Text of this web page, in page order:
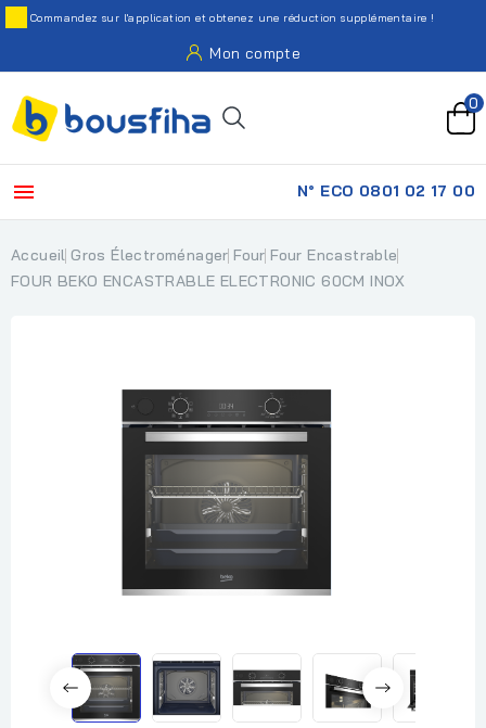
Commandez sur l'application et obtenez une réduction supplémentaire !
Mon compte
0
 N° ECO 0801 02 17 00
Accueil Gros Électroménager Four Four Encastrable
FOUR BEKO ENCASTRABLE ELECTRONIC 60CM INOX